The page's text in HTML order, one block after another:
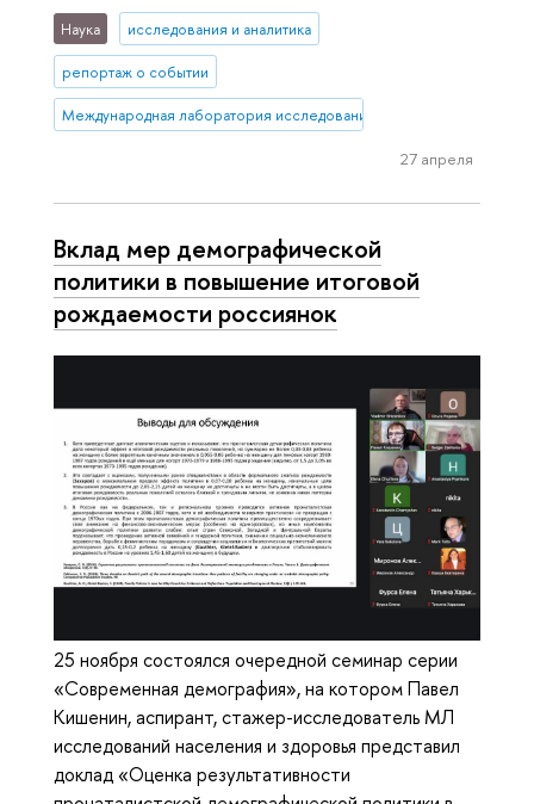
Наука исследования и аналитика
репортаж о событии
Международная лаборатория исследований населения и
27 апреля
Вклад мер демографической
политики в повышение итоговой
рождаемости россиянок
25 ноября состоялся очередной семинар серии
«Современная демография», на котором Павел
Кишенин, аспирант, стажер-исследователь МЛ
исследований населения и здоровья представил
доклад «Оценка результативности